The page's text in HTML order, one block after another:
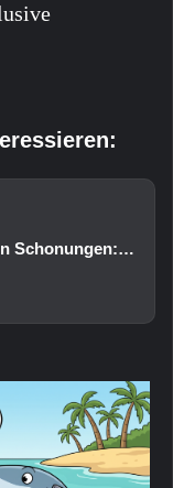
Verkehrsunfall in Schonungen: Pkw überschlägt sich auf das Dach